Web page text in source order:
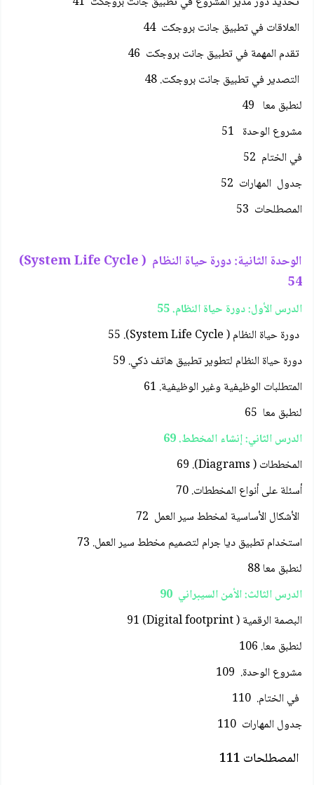
العلاقات في تطبيق جانت بروجكت 44
تقدم المهمة في تطبيق جانت بروجكت 46
التصدير في تطبيق جانت بروجكت. 48
لنطبق معا 49
مشروع الوحدة 51
في الختام 52
جدول المهارات 52
المصطلحات 53
الوحدة الثانية: دورة حياة النظام ( System Life Cycle)
54
الدرس الأول: دورة حياة النظام. 55
دورة حياة النظام ( System Life Cycle). 55
دورة حياة النظام لتطوير تطبيق هاتف ذكي. 59
المتطلبات الوظيفية وغير الوظيفية. 61
لنطبق معا 65
الدرس الثاني: إنشاء المخطط. 69
المخططات ( Diagrams). 69
أسئلة على أنواع المخططات. 70
الأشكال الأساسية لمخطط سير العمل 72
استخدام تطبيق ديا جرام لتصميم مخطط سير العمل. 73
لنطبق معا 88
الدرس الثالث: الأمن السيبراني 90
البصمة الرقمية ( Digital footprint) 91
لنطبق معا. 106
مشروع الوحدة. 109
في الختام. 110
جدول المهارات 110
المصطلحات 111